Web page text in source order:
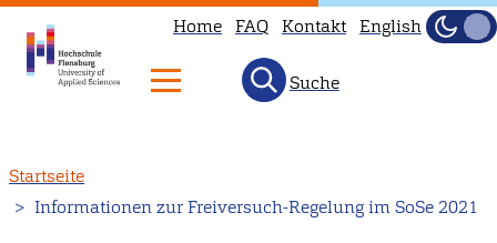
zum
Inhalt
Home FAQ Kontakt English
Hell
Suche
Startseite
Informationen zur Freiversuch-Regelung im SoSe 2021